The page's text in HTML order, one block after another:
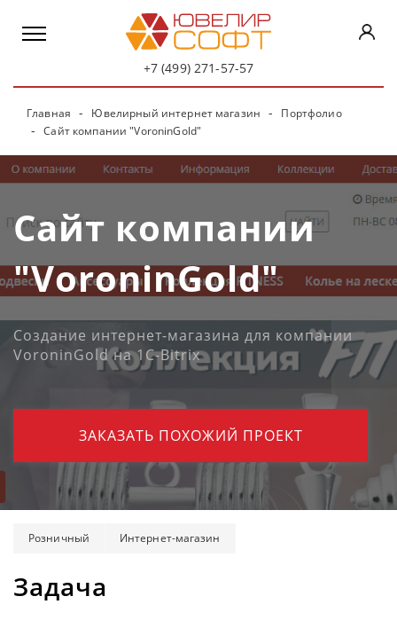
+7 (499) 271-57-57
Главная Ювелирный интернет магазин
Портфолио
Сайт компании "VoroninGold"
Сайт компании
"VoroninGold"
Создание интернет-магазина для компании
VoroninGold на 1C-Bitrix
ЗАКАЗАТЬ ПОХОЖИЙ ПРОЕКТ
Розничный Интернет-магазин
Задача